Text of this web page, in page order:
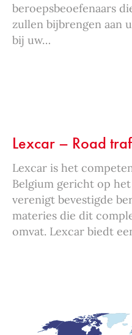
beroepsbeoefenaars
zullen bijbrengen aan
bij uw…
Lexcar – Road
Lexcar is het
Belgium gericht op
verenigt bevestigde
materies die dit
omvat. Lexcar biedt